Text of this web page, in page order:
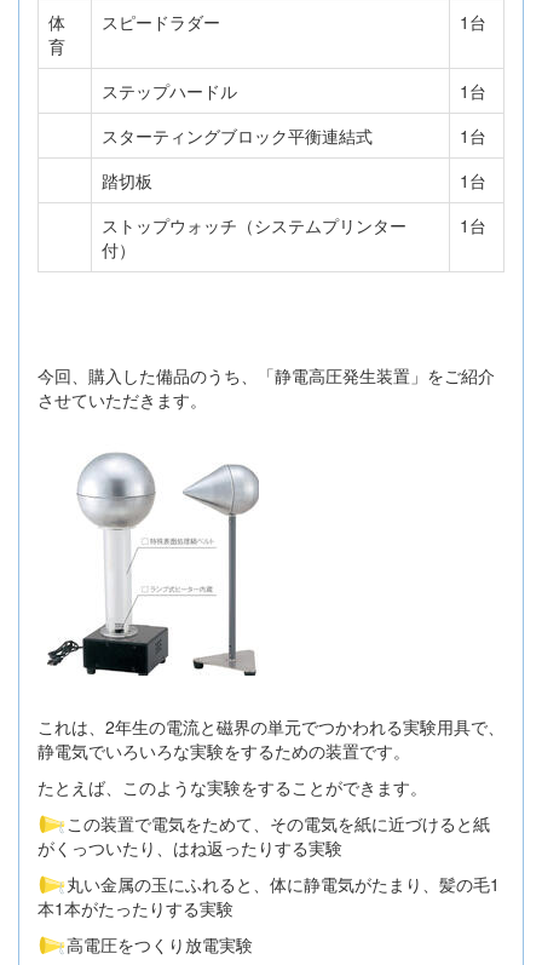
体
育
スピードラダー 1台
ステップハードル
1台
スターティングブロック平衡連結式
1台
踏切板
1台
ストップウォッチ（システムプリンター
付）
1台
今回、購入した備品のうち、「静電高圧発生装置」をご紹介
させていただきます。
これは、2年生の電流と磁界の単元でつかわれる実験用具で、
静電気でいろいろな実験をするための装置です。
たとえば、このような実験をすることができます。
この装置で電気をためて、その電気を紙に近づけると紙
がくっついたり、はね返ったりする実験
丸い金属の玉にふれると、体に静電気がたまり、髪の毛1
本1本がたったりする実験
高電圧をつくり放電実験